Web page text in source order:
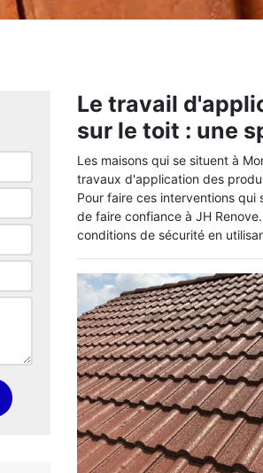
Le travail
sur le toit : une
Les maisons qui se situent à
travaux d'application des
Pour faire ces interventions
de faire confiance à JH
conditions de sécurité en